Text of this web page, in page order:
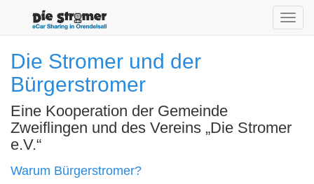
Die Stromer und der
Bürgerstromer
Eine Kooperation der Gemeinde
Zweiflingen und des Vereins „Die Stromer
e.V.“
Warum Bürgerstromer?